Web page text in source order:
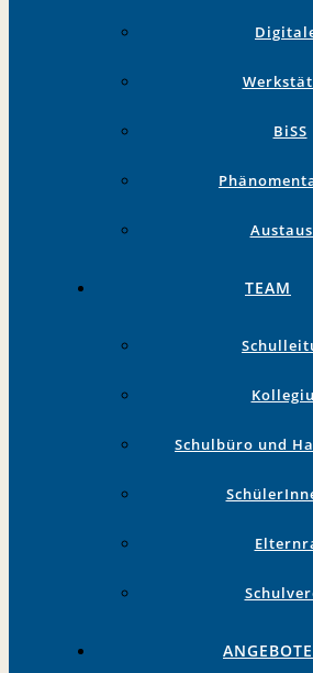
BiSS
TEAM
Schulbüro und
ANGEBOTE